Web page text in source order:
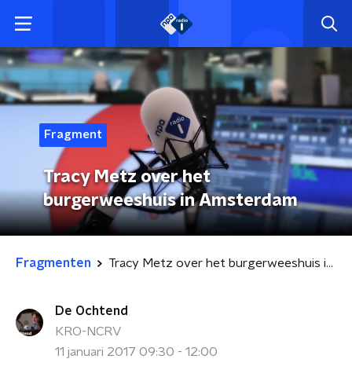
Fragment
Tracy Metz over het
burgerweeshuis in Amsterdam
Fragmenten Tracy Metz over het burgerweeshuis in Amsterdam
De Ochtend
KRO-NCRV
11 januari 2017 09:30 - 12:00